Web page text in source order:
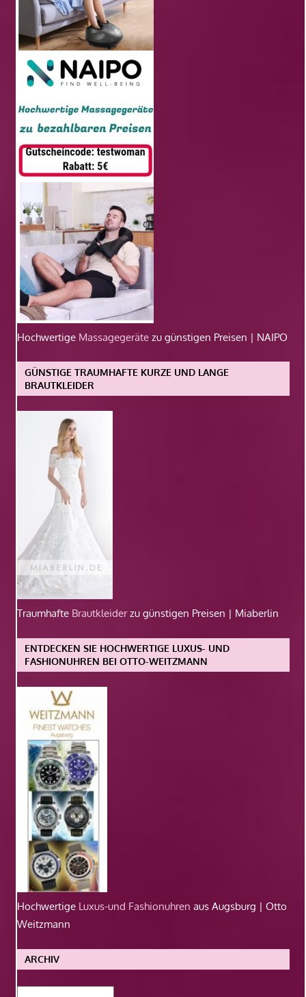
Hochwertige Massagegeräte zu günstigen Preisen | NAIPO
GÜNSTIGE TRAUMHAFTE KURZE UND LANGE
BRAUTKLEIDER
Traumhafte Brautkleiderzu günstigen Preisen | Miaberlin
ENTDECKEN SIE HOCHWERTIGE LUXUS- UND
FASHIONUHREN BEI OTTO-WEITZMANN
Hochwertige Luxus-und Fashionuhren aus Augsburg | Otto
Weitzmann
ARCHIV